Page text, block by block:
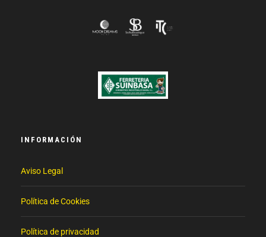
INFORMACIÓN
Aviso Legal
Política de Cookies
Política de privacidad